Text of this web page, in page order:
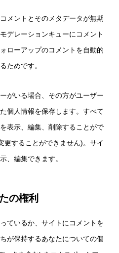
メントとそのメタデータが無期
デレーションキューにコメント
ローアップのコメントを自動的
ためです。
がいる場合、その方がユーザー
個人情報を保存します。すべて
表示、編集、削除することがで
更することができません)。サイ
、編集できます。
の権利
ているか、サイトにコメントを
が保持するあなたについての個